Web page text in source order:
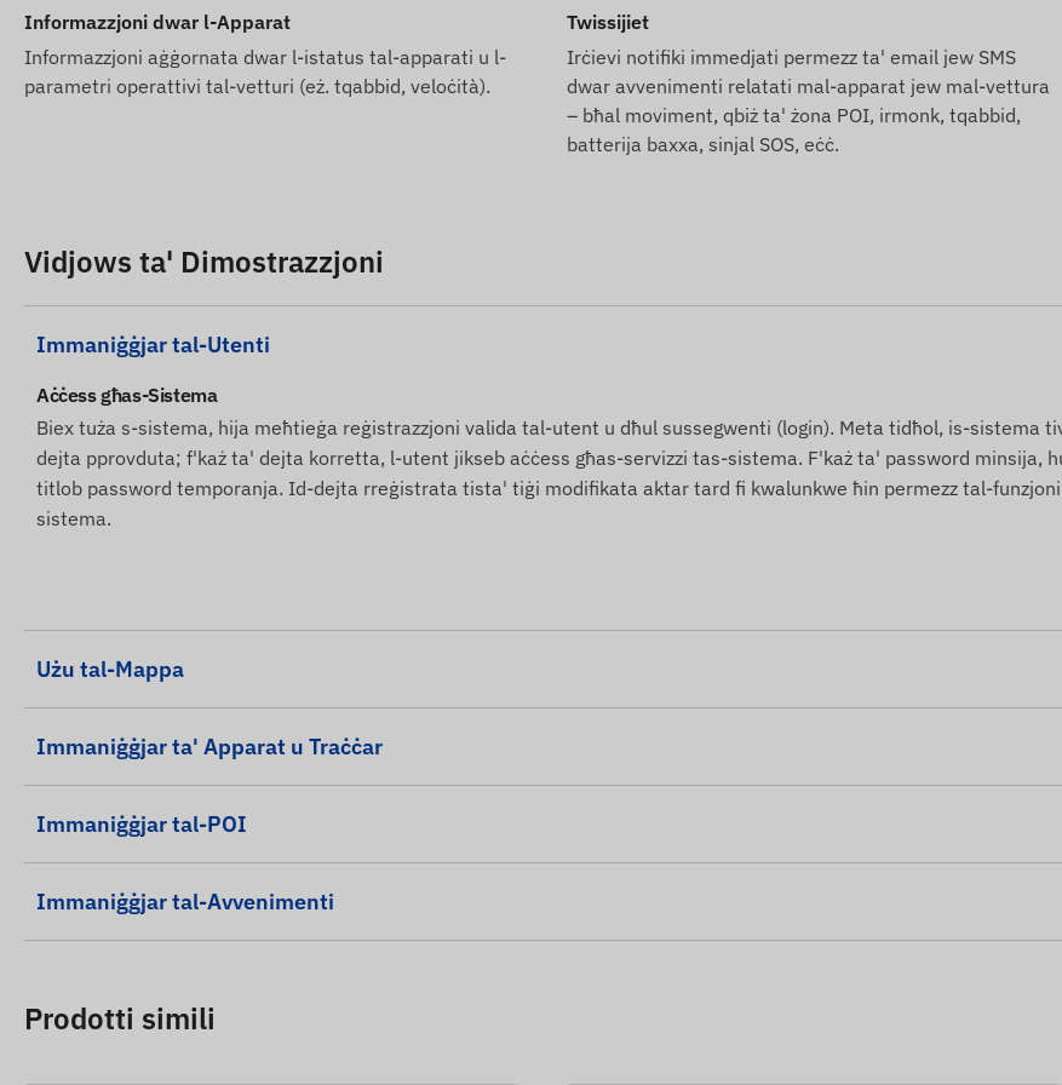
manifattur, li mhux dejjem tkun preċiża jew ħielsa minn żbalji. Il-manifattur jirriserva d-dritt li jimmodifika ċerti
parametri jew l-ippakkjar tal-prodott mingħajr avviż minn qabel - l-aġġornament tad-dejta relatata ma' dawn fuq
il-websajt tagħna jsir wara l-iskoperta u l-evalwazzjoni tal-bidliet.
Informazzjoni dwar l-Apparat
Informazzjoni aġġornata dwar l-istatus tal-apparati u l-
parametri operattivi tal-vetturi (eż. tqabbid, veloċità).
Twissijiet
Irċievi notifiki immedjati permezz ta' email jew SMS
dwar avvenimenti relatati mal-apparat jew mal-vettura
– bħal moviment, qbiż ta' żona POI, irmonk, tqabbid,
batterija baxxa, sinjal SOS, eċċ.
Vidjows ta' Dimostrazzjoni
Immaniġġjar tal-Utenti
Aċċess għas-Sistema
Biex tuża s-sistema, hija meħtieġa reġistrazzjoni valida tal-utent u dħul sussegwenti (login). Meta tidħol, is-sistema
dejta pprovduta; f'każ ta' dejta korretta, l-utent jikseb aċċess għas-servizzi tas-sistema. F'każ ta' password minsija,
titlob password temporanja. Id-dejta rreġistrata tista' tiġi modifikata aktar tard fi kwalunkwe ħin permezz tal-
sistema.
Użu tal-Mappa
Immaniġġjar ta' Apparat u Traċċar
Immaniġġjar tal-POI
Immaniġġjar tal-Avvenimenti
Prodotti simili